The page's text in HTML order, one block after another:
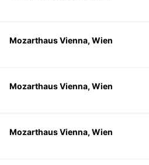
Mozarthaus Vienna, Wien
Mozarthaus Vienna, Wien
Mozarthaus Vienna, Wien